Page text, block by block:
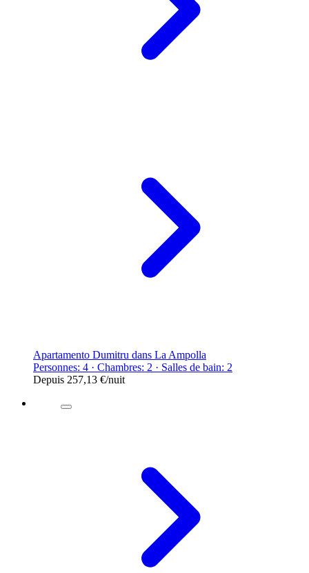
Apartamento Dumitru dans La Ampolla
Personnes: 4 · Chambres: 2 · Salles de bain: 2
Depuis 257,13 €/nuit